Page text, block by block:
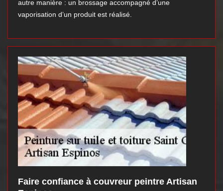
autre manière : un brossage accompagné d’une
vaporisation d’un produit est réalisé.
Faire confiance à couvreur peintre Artisan